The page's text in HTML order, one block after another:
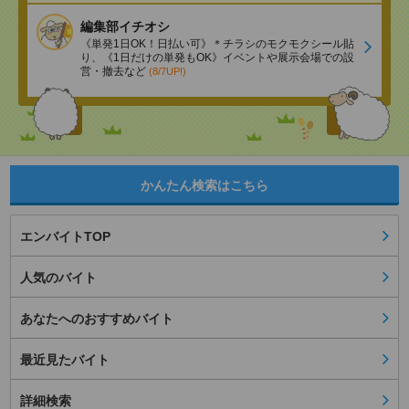
編集部イチオシ
《単発1日OK！日払い可》＊チラシのモクモクシール貼
り、《1日だけの単発もOK》イベントや展示会場での設
営・撤去など (8/7UP!)
かんたん検索はこちら
エンバイトTOP
人気のバイト
あなたへのおすすめバイト
最近見たバイト
詳細検索